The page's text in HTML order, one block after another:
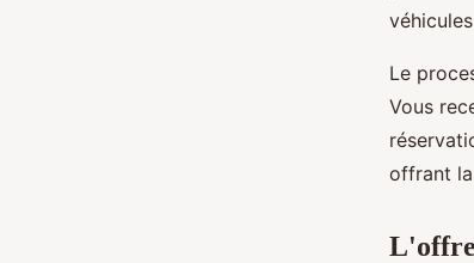
Le
Vous
offrant
L'offre